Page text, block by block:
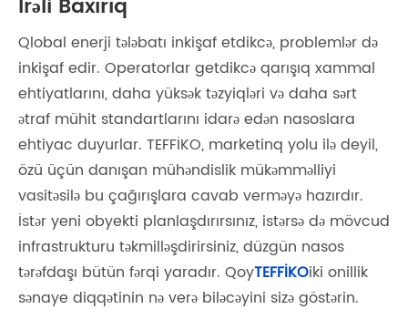
Qlobal enerji tələbatı inkişaf etdikcə, problemlər də
inkişaf edir. Operatorlar getdikcə qarışıq xammal
ehtiyatlarını, daha yüksək təzyiqləri və daha sərt
ətraf mühit standartlarını idarə edən nasoslara
ehtiyac duyurlar. TEFFİKO, marketinq yolu ilə deyil,
özü üçün danışan mühəndislik mükəmməlliyi
vasitəsilə bu çağırışlara cavab verməyə hazırdır.
İstər yeni obyekti planlaşdırırsınız, istərsə də mövcud
infrastrukturu təkmilləşdirirsiniz, düzgün nasos
tərəfdaşı bütün fərqi yaradır. QoyTEFFİKOiki onillik
sənaye diqqətinin nə verə biləcəyini sizə göstərin.